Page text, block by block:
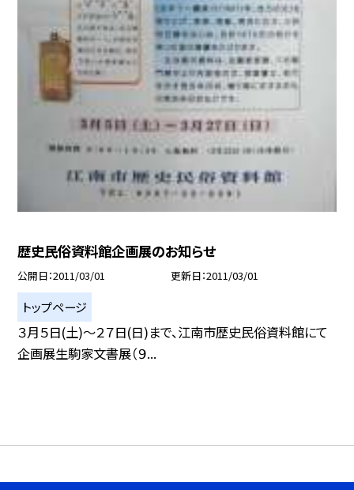
歴史民俗資料館企画展のお知らせ
公開日 2011/03/01 更新日 2011/03/01
トップページ
３月５日(土)〜２７日(日)まで、江南市歴史民俗資料館にて
企画展生駒家文書展（９...